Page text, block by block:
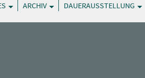
ARCHIV DAUERAUSSTELLUNG